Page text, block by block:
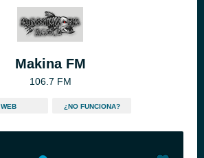
Makina FM
106.7 FM
WEB ¿NO FUNCIONA?